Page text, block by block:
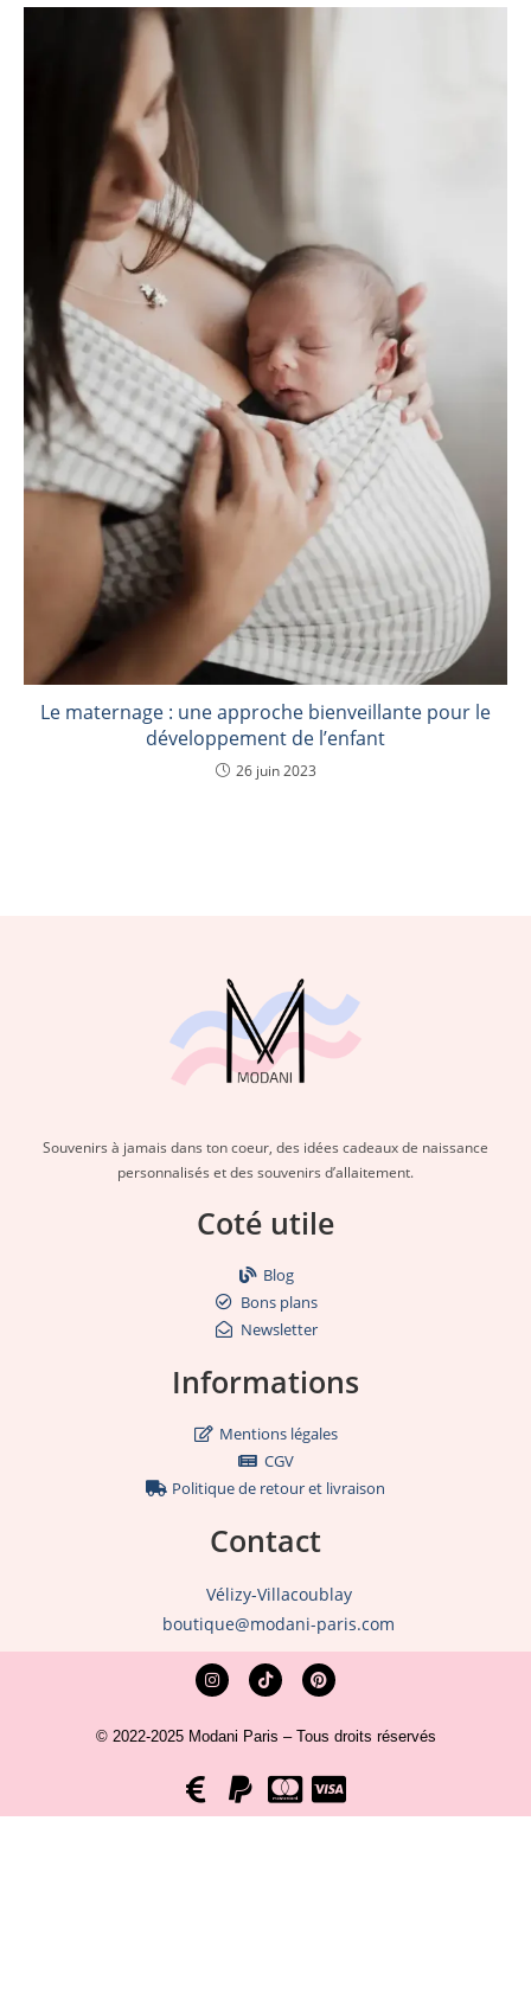
Le maternage : une approche bienveillante pour le
développement de l’enfant
26 juin 2023
Souvenirs à jamais dans ton coeur, des idées cadeaux de naissance
personnalisés et des souvenirs d’allaitement.
Coté utile
Blog
Bons plans
Newsletter
Informations
Mentions légales
CGV
Politique de retour et livraison
Contact
Vélizy-Villacoublay
boutique@modani-paris.com
© 2022-2025 Modani Paris – Tous droits réservés